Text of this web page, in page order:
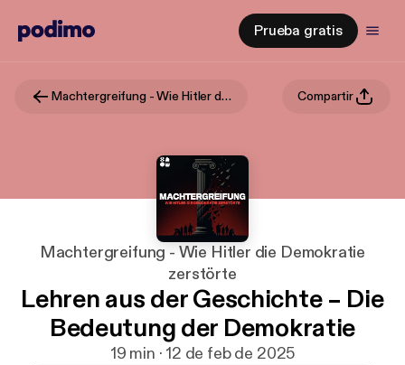
Prueba gratis
Machtergreifung - Wie Hitler die Demokratie zerstörte Compartir
Machtergreifung - Wie Hitler die Demokratie
zerstörte
Lehren aus der Geschichte – Die
Bedeutung der Demokratie
19 min · 12 de feb de 2025